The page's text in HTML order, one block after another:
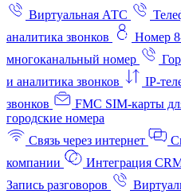
Виртуальная АТС
аналитика звонков
Номер
многоканальный номер
и аналитика звонков
IP-
звонков
FMC SIM-карты
городские номера
Связь через интернет
компании
Интеграция
Запись разговоров